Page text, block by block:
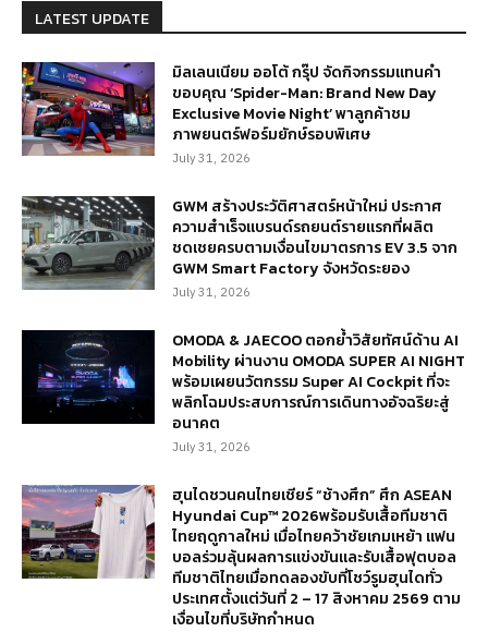
LATEST UPDATE
มิลเลนเนียม ออโต้ กรุ๊ป จัดกิจกรรมแทนคำ
ขอบคุณ ‘Spider-Man: Brand New Day
Exclusive Movie Night’ พาลูกค้าชม
ภาพยนตร์ฟอร์มยักษ์รอบพิเศษ
July 31, 2026
GWM สร้างประวัติศาสตร์หน้าใหม่ ประกาศ
ความสำเร็จแบรนด์รถยนต์รายแรกที่ผลิต
ชดเชยครบตามเงื่อนไขมาตรการ EV 3.5 จาก
GWM Smart Factory จังหวัดระยอง
July 31, 2026
OMODA & JAECOO ตอกย้ำวิสัยทัศน์ด้าน AI
Mobility ผ่านงาน OMODA SUPER AI NIGHT
พร้อมเผยนวัตกรรม Super AI Cockpit ที่จะ
พลิกโฉมประสบการณ์การเดินทางอัจฉริยะสู่
อนาคต
July 31, 2026
ฮุนไดชวนคนไทยเชียร์ “ช้างศึก” ศึก ASEAN
Hyundai Cup™ 2026พร้อมรับเสื้อทีมชาติ
ไทยฤดูกาลใหม่ เมื่อไทยคว้าชัยเกมเหย้า แฟน
บอลร่วมลุ้นผลการแข่งขันและรับเสื้อฟุตบอล
ทีมชาติไทยเมื่อทดลองขับที่โชว์รูมฮุนไดทั่ว
ประเทศตั้งแต่วันที่ 2 – 17 สิงหาคม 2569 ตาม
เงื่อนไขที่บริษัทกำหนด